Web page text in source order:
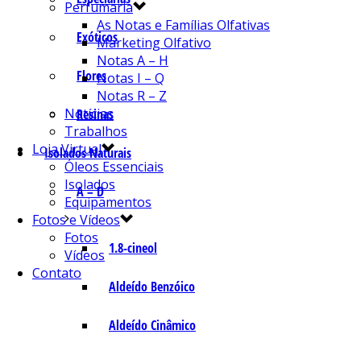
Exóticos
Flores
Resinas
Isolados Naturais
A – D
1.8-cineol
Aldeído Benzóico
Aldeído Cinâmico
Perfumaria
As Notas e Famílias Olfativas
Marketing Olfativo
Notas A – H
Notas I – Q
Notas R – Z
Notícias
Trabalhos
Loja Virtual
Óleos Essenciais
Isolados
Equipamentos
Fotos e Vídeos
Fotos
Vídeos
Contato